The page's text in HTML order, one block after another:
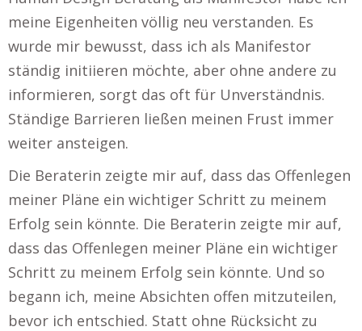
meine Eigenheiten völlig neu verstanden. Es
wurde mir bewusst, dass ich als Manifestor
ständig initiieren möchte, aber ohne andere zu
informieren, sorgt das oft für Unverständnis.
Ständige Barrieren ließen meinen Frust immer
weiter ansteigen.
Die Beraterin zeigte mir auf, dass das Offenlegen
meiner Pläne ein wichtiger Schritt zu meinem
Erfolg sein könnte. Die Beraterin zeigte mir auf,
dass das Offenlegen meiner Pläne ein wichtiger
Schritt zu meinem Erfolg sein könnte. Und so
begann ich, meine Absichten offen mitzuteilen,
bevor ich entschied. Statt ohne Rücksicht zu